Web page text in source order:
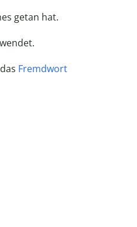
getan hat.
Fremdwort